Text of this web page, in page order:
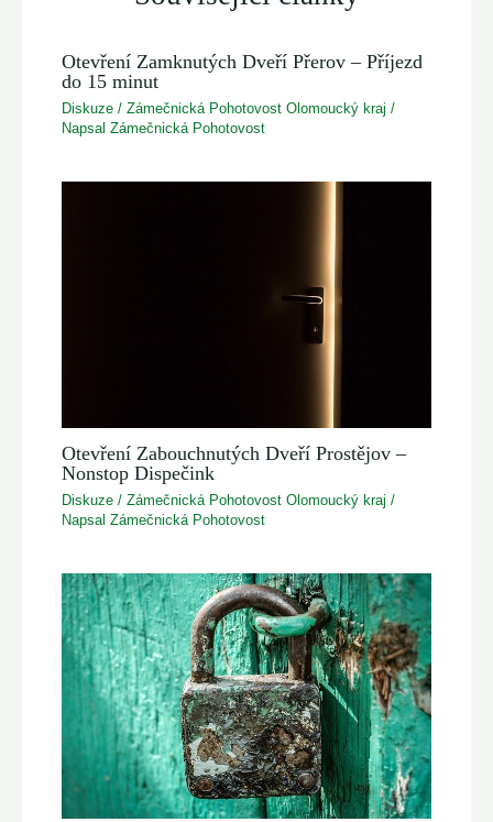
Otevření Zamknutých Dveří Přerov – Příjezd
do 15 minut
Diskuze /Zámečnická Pohotovost Olomoucký kraj /
NapsalZámečnická Pohotovost
Otevření Zabouchnutých Dveří Prostějov –
Nonstop Dispečink
Diskuze /Zámečnická Pohotovost Olomoucký kraj /
NapsalZámečnická Pohotovost